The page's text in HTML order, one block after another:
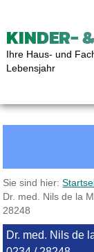
KINDER-
Ihre Haus- und
Lebensjahr
Sie sind hier:
Dr. med. Nils de la
28248
Dr. med. Nils de